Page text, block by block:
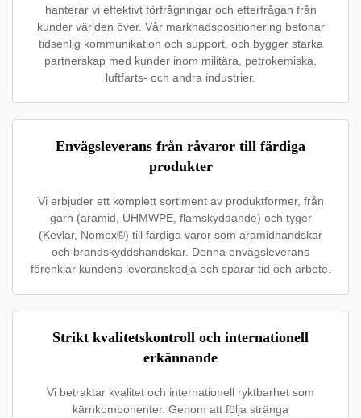
hanterar vi effektivt förfrågningar och efterfrågan från
kunder världen över. Vår marknadspositionering betonar
tidsenlig kommunikation och support, och bygger starka
partnerskap med kunder inom militära, petrokemiska,
luftfarts- och andra industrier.
Envägsleverans från råvaror till färdiga
produkter
Vi erbjuder ett komplett sortiment av produktformer, från
garn (aramid, UHMWPE, flamskyddande) och tyger
(Kevlar, Nomex®) till färdiga varor som aramidhandskar
och brandskyddshandskar. Denna envägsleverans
förenklar kundens leveranskedja och sparar tid och arbete.
Strikt kvalitetskontroll och internationell
erkännande
Vi betraktar kvalitet och internationell ryktbarhet som
kärnkomponenter. Genom att följa stränga